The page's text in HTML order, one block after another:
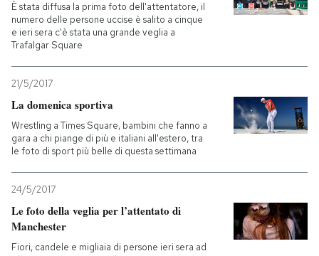
È stata diffusa la prima foto dell'attentatore, il
numero delle persone uccise è salito a cinque
e ieri sera c'è stata una grande veglia a
Trafalgar Square
21/5/2017
La domenica sportiva
Wrestling a Times Square, bambini che fanno a
gara a chi piange di più e italiani all'estero, tra
le foto di sport più belle di questa settimana
24/5/2017
Le foto della veglia per l’attentato di
Manchester
Fiori, candele e migliaia di persone ieri sera ad